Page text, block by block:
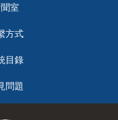
室
方式
目錄
問題